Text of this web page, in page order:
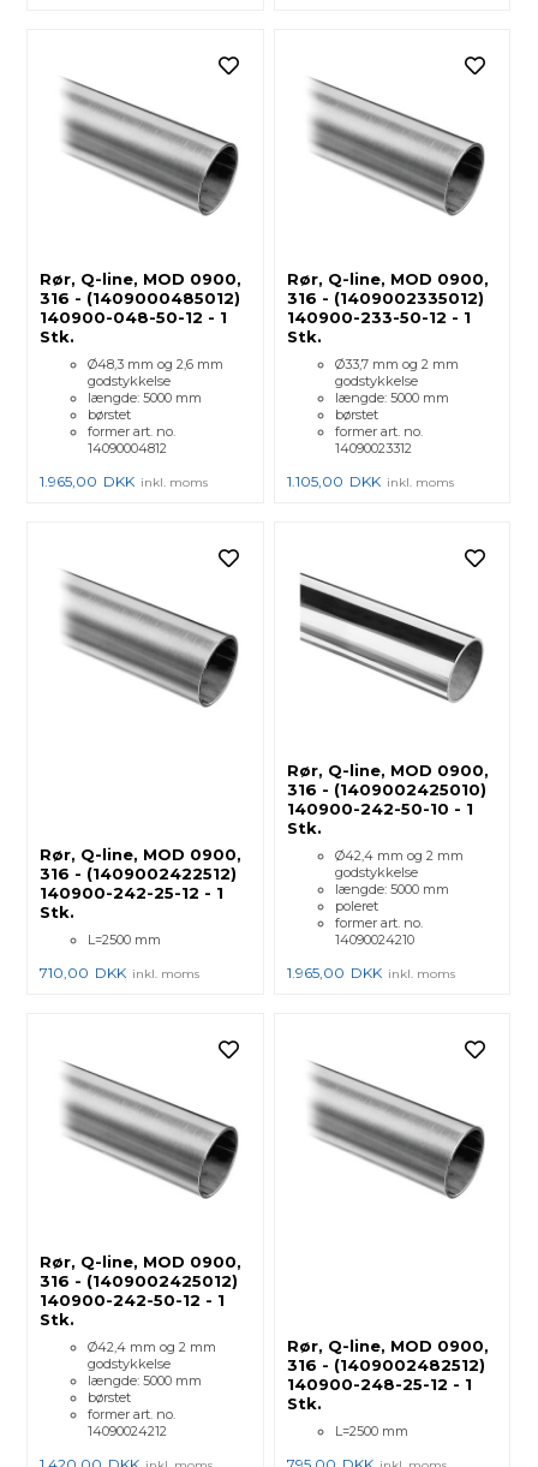
Rør, Q-line, MOD 0900,
316 - (1409000485012)
140900-048-50-12 - 1
Stk.
Ø48,3 mm og 2,6 mm
godstykkelse
længde: 5000 mm
børstet
former art. no.
14090004812
1.965,00 DKK inkl. moms
Rør, Q-line, MOD 0900,
316 - (1409002335012)
140900-233-50-12 - 1
Stk.
Ø33,7 mm og 2 mm
godstykkelse
længde: 5000 mm
børstet
former art. no.
14090023312
1.105,00 DKK inkl. moms
Rør, Q-line, MOD 0900,
316 - (1409002422512)
140900-242-25-12 - 1
Stk.
L=2500 mm
710,00 DKK inkl. moms
Rør, Q-line, MOD 0900,
316 - (1409002425010)
140900-242-50-10 - 1
Stk.
Ø42,4 mm og 2 mm
godstykkelse
længde: 5000 mm
poleret
former art. no.
14090024210
1.965,00 DKK inkl. moms
Rør, Q-line, MOD 0900,
316 - (1409002425012)
140900-242-50-12 - 1
Stk.
Ø42,4 mm og 2 mm
godstykkelse
længde: 5000 mm
børstet
former art. no.
14090024212
Rør, Q-line, MOD 0900,
316 - (1409002482512)
140900-248-25-12 - 1
Stk.
L=2500 mm